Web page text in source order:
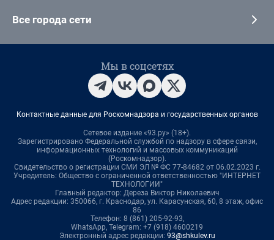
Все города сети
Мы в соцсетях
Контактные данные для Роскомнадзора и государственных органов
Сетевое издание «93.ру» (18+).
Зарегистрировано Федеральной службой по надзору в сфере связи,
информационных технологий и массовых коммуникаций
(Роскомнадзор).
Свидетельство о регистрации СМИ ЭЛ № ФС 77-84682 от 06.02.2023 г.
Учредитель: Общество с ограниченной ответственностью "ИНТЕРНЕТ
ТЕХНОЛОГИИ"
Главный редактор: Дереза Виктор Николаевич
Адрес редакции: 350066, г. Краснодар, ул. Карасунская, 60, 8 этаж, офис
86
Телефон: 8 (861) 205-92-93,
WhatsApp, Telegram: +7 (918) 4600219
Электронный адрес редакции: 93@shkulev.ru